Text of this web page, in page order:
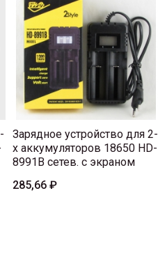
Зарядное устройство для 2-
х аккумуляторов 18650 HD-
8991B сетев. с экраном
285,66 ₽